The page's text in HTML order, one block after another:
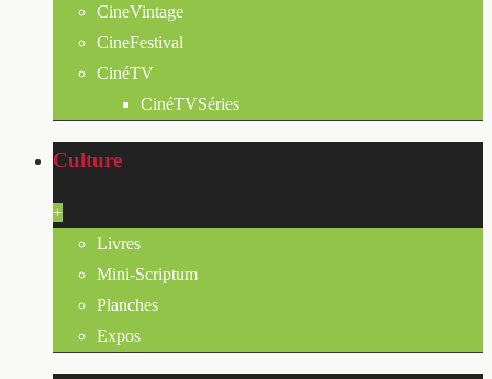
CineVintage
CineFestival
CinéTV
CinéTVSéries
Culture
+
Livres
Mini-Scriptum
Planches
Expos